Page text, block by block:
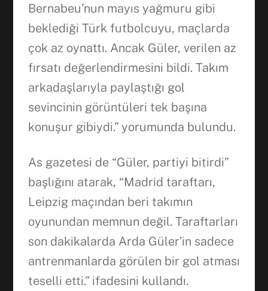
Bernabeu’nun mayıs yağmuru gibi
beklediği Türk futbolcuyu, maçlarda
çok az oynattı. Ancak Güler, verilen az
fırsatı değerlendirmesini bildi. Takım
arkadaşlarıyla paylaştığı gol
sevincinin görüntüleri tek başına
konuşur gibiydi.” yorumunda bulundu.
As gazetesi de “Güler, partiyi bitirdi”
başlığını atarak, “Madrid taraftarı,
Leipzig maçından beri takımın
oyunundan memnun değil. Taraftarları
son dakikalarda Arda Güler’in sadece
antrenmanlarda görülen bir gol atması
teselli etti.” ifadesini kullandı.